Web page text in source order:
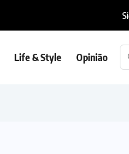
Life & Style Opinião